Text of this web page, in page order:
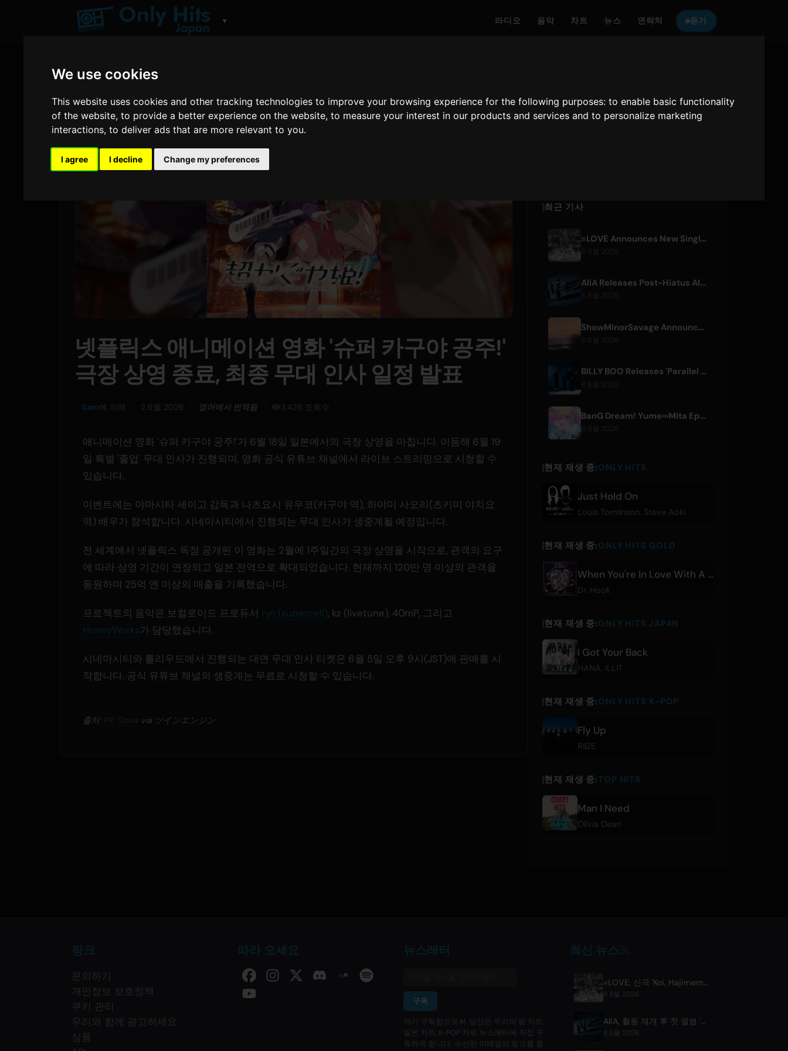
We use cookies
This website uses cookies and other tracking technologies to improve your browsing experience for the following purposes:to enable basic functionality
of the website,to provide a better experience on the website,to measure your interest in our products and services and to personalize marketing
interactions,to deliver ads that are more relevant to you.
I agree I decline Change my preferences
▼ 라디오 음악 차트 뉴스 연락처 듣기
넷플릭스 애니메이션 영화 '슈퍼 카구야 공주!'
극장 상영 종료, 최종 무대 인사 일정 발표
Sam에 의해 2 6월 2026 영어에서 번역됨 3,426 조회수
애니메이션 영화 '슈퍼 카구야 공주!'가 6월 18일 일본에서의 극장 상영을 마칩니다. 이듬해 6월 19
일 특별 '졸업' 무대 인사가 진행되며, 영화 공식 유튜브 채널에서 라이브 스트리밍으로 시청할 수
있습니다.
이벤트에는 야마시타 세이고 감독과 나츠요시 유우코(카구야 역), 하야미 사오리(츠키미 야치요
역) 배우가 참석합니다. 시네마시티에서 진행되는 무대 인사가 생중계될 예정입니다.
전 세계에서 넷플릭스 독점 공개된 이 영화는 2월에 1주일간의 극장 상영을 시작으로, 관객의 요구
에 따라 상영 기간이 연장되고 일본 전역으로 확대되었습니다. 현재까지 120만 명 이상의 관객을
동원하며 25억 엔 이상의 매출을 기록했습니다.
프로젝트의 음악은 보컬로이드 프로듀서 ryo (supercell), kz (livetune), 40mP, 그리고
HoneyWorks가 담당했습니다.
시네마시티와 톨리우드에서 진행되는 대면 무대 인사 티켓은 6월 5일 오후 9시(JST)에 판매를 시
작합니다. 공식 유튜브 채널의 생중계는 무료로 시청할 수 있습니다.
출처: PR Times via ツインエンジン
최근 기사
=LOVE Announces New Single 'Koi, Hajimemashita.' and Tokyo Dome Concerts
8 8월 2026
AliA Releases Post-Hiatus Album 'mate', Announces Tokyo Live
ShowMinorSavage Announces New Digital Single 'Gradation'
BILLY BOO Releases 'Parallel Night-EP' Featuring TV Drama Theme Song
BanG Dream! Yume∞Mita Episode 8 Live Clip Released
현재 재생 중:ONLY HITS
Just Hold On
Louis Tomlinson Steve Aoki
현재 재생 중:ONLY HITS GOLD
When You're In Love With A Beautiful Woman
Dr. Hook
현재 재생 중:ONLY HITS JAPAN
I Got Your Back
HANA ILLIT
현재 재생 중:ONLY HITS K-POP
Fly Up
RIIZE
현재 재생 중:TOP HITS
Man I Need
Olivia Dean
링크
문의하기
개인정보 보호정책
쿠키 관리
우리와 함께 광고하세요
상품
따라 오세요 뉴스레터
구독
여기 구독함으로써, 당신은 우리의 팝 차트,
일본 차트, K-POP 차트 뉴스레터에 직접 구
독하게 됩니다. 수신한 이메일의 링크를 클
최신 뉴스
=LOVE, 신곡 'Koi, Hajimemashita.' 발표 및 2027년 도쿄돔 콘서트 개최 예정
8 8월 2026
AliA, 활동 재개 후 첫 앨범 'mate' 발매 및 도쿄 라이브 공개
8 8월 2026